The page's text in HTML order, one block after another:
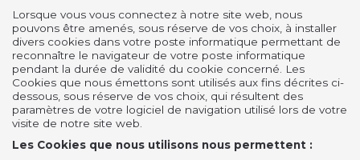
Lorsque vous vous connectez à notre site web, nous
pouvons être amenés, sous réserve de vos choix, à installer
divers cookies dans votre poste informatique permettant de
reconnaître le navigateur de votre poste informatique
pendant la durée de validité du cookie concerné. Les
Cookies que nous émettons sont utilisés aux fins décrites ci-
dessous, sous réserve de vos choix, qui résultent des
paramètres de votre logiciel de navigation utilisé lors de votre
visite de notre site web.
Les Cookies que nous utilisons nous permettent :